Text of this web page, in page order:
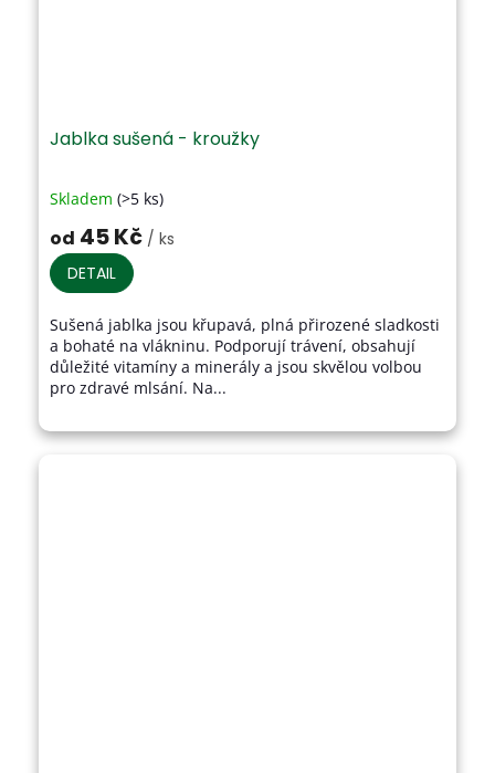
Jablka sušená - kroužky
Průměrné
produktu
je
3,6
5
hvězdiček.
Skladem (>5 ks)
od 45 Kč / ks
DETAIL
Sušená jablka jsou křupavá, plná přirozené sladkosti
a bohaté na vlákninu. Podporují trávení, obsahují
důležité vitamíny a minerály a jsou skvělou volbou
pro zdravé mlsání. Na...